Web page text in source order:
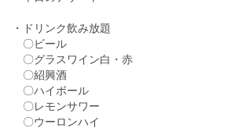
・ドリンク飲み放題
〇ビール
〇グラスワイン白・赤
〇紹興酒
〇ハイボール
〇レモンサワー
〇ウーロンハイ